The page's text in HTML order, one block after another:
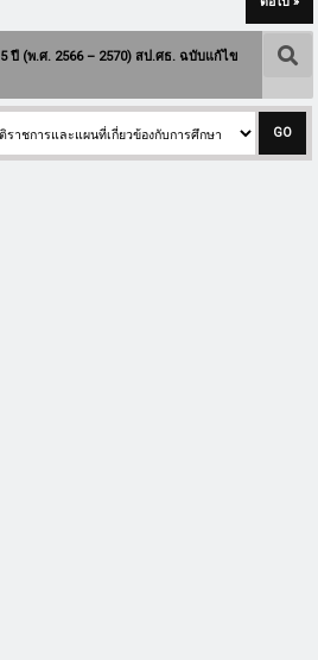
ปี (พ.ศ. 2566 – 2570) สป.ศธ. ฉบับแก้ไข